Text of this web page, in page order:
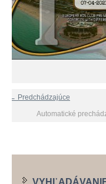
← Predchádzajúce
Automatické